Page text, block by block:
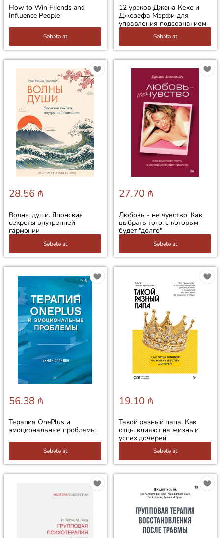
How to Win Friends and
Influence People
Səbətə at
12 уроков Джона Кехо и
Джозефа Мэрфи для
управления подсознанием
Səbətə at
28.56 ₼
Волны души. Японские
секреты внутренней
гармонии
Səbətə at
27.70 ₼
Любовь - не чувство. Как
выбрать того, с которым
будет "долго"
Səbətə at
56.38 ₼
Терапия OnePlus и
эмоциональные проблемы
Səbətə at
19.10 ₼
Такой разный папа. Как
отцы влияют на жизнь и
успех дочерей
Səbətə at